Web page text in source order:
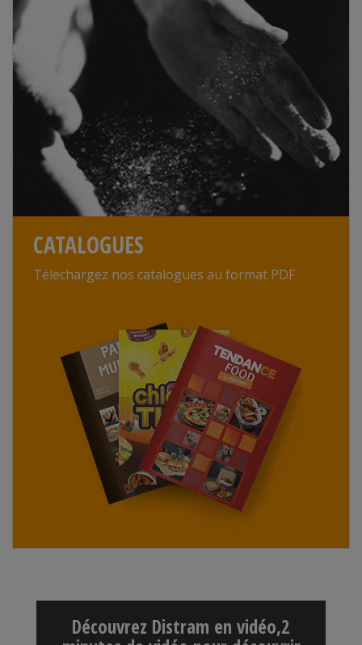
CATALOGUES
Télechargez nos catalogues au format PDF
Découvrez Distram en vidéo,2